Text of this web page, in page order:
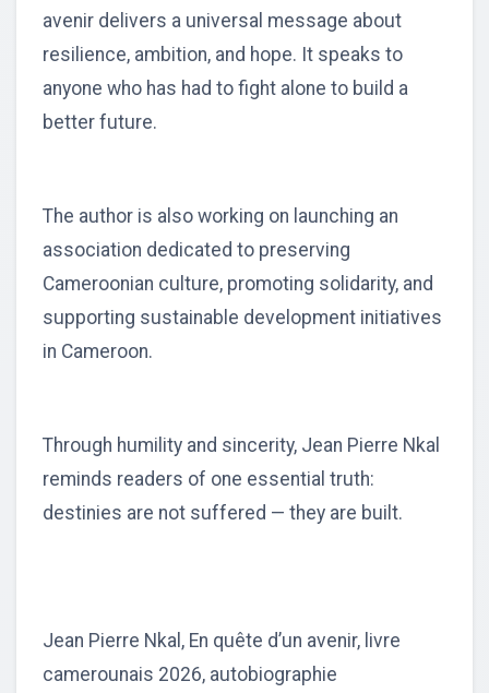
avenir delivers a universal message about
resilience, ambition, and hope. It speaks to
anyone who has had to fight alone to build a
better future.
The author is also working on launching an
association dedicated to preserving
Cameroonian culture, promoting solidarity, and
supporting sustainable development initiatives
in Cameroon.
Through humility and sincerity, Jean Pierre Nkal
reminds readers of one essential truth:
destinies are not suffered — they are built.
Jean Pierre Nkal, En quête d’un avenir, livre
camerounais 2026, autobiographie